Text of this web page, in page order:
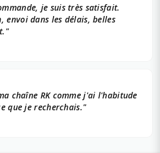
je suis très satisfait.
envoi dans les délais, belles
chaîne RK comme j'ai l'habitude
que je recherchais."